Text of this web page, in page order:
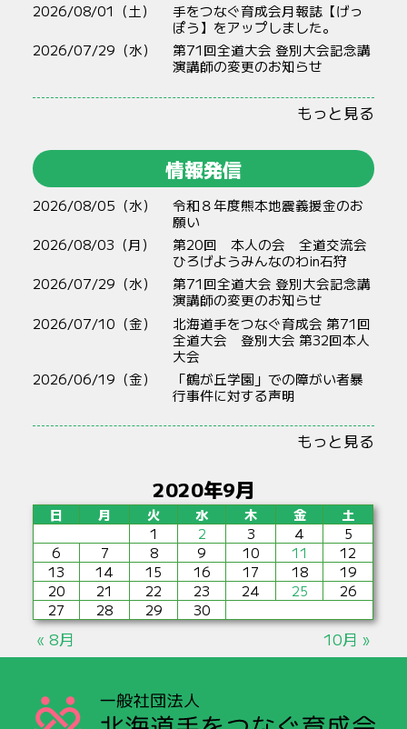
2026/08/01（土）
手をつなぐ育成会月報誌【げっ
ぽう】をアップしました。
2026/07/29（水）
第71回全道大会 登別大会記念講
演講師の変更のお知らせ
もっと見る
情報発信
2026/08/05（水）
令和８年度熊本地震義援金のお
願い
2026/08/03（月）
第20回 本人の会 全道交流会
ひろげようみんなのわin石狩
2026/07/29（水）
第71回全道大会 登別大会記念講
演講師の変更のお知らせ
2026/07/10（金）
北海道手をつなぐ育成会 第71回
全道大会 登別大会 第32回本人
大会
2026/06/19（金）
「鶴が丘学園」での障がい者暴
行事件に対する声明
もっと見る
2020年9月
日 月 火 水 木 金
土
1
2 3 4
5
6
7 8 9 10 11
12
13
14 15 16 17 18
19
20
21 22 23 24 25
26
27
28 29 30
« 8月 10月 »